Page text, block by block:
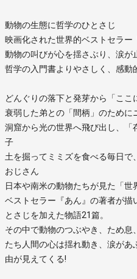
動物の生態に哲学のひとさじ
映画化された世界的ベストセラー
動物の叫びが心を揺さぶり、涙が
哲学の入門書よりやさしく、感動
どんぐりの落下と発芽から「こ
衰弱した弟との「間柄」のために
洞窟から光の世界へ飛び出し、「
子
土を掘ってミミズを食べる毎日
おじさん
日本や南米の動物たちが見た「世
ベストセラー『あん』の著者が描
とさじを加えた物語21篇。
その中で動物のつぶやき、ため
たち人間の心は揺れ動き、涙が
由が見えてくる!